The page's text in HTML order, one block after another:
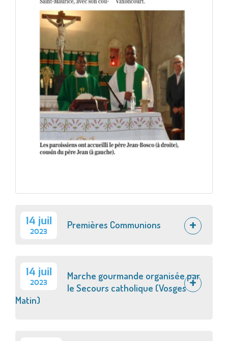
14 juil
2023
Premières Communions
14 juil
2023
Marche gourmande organisée par
le Secours catholique (Vosges
Matin)